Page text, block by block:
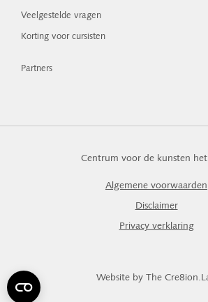
Veelgestelde vragen
Korting voor cursisten
Partners
Centrum voor de kunsten het
Algemene voorwaarden
Disclaimer
Privacy verklaring
Website by The